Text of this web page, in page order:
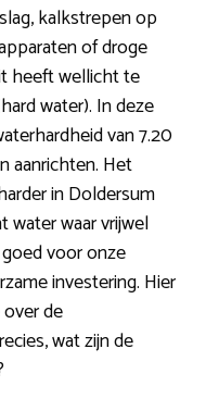
kalkstrepen op
of droge
heeft wellicht te
water). In deze
van 7.20
aanrichten. Het
in Doldersum
water waar vrijwel
voor onze
investering. Hier
de
wat zijn de